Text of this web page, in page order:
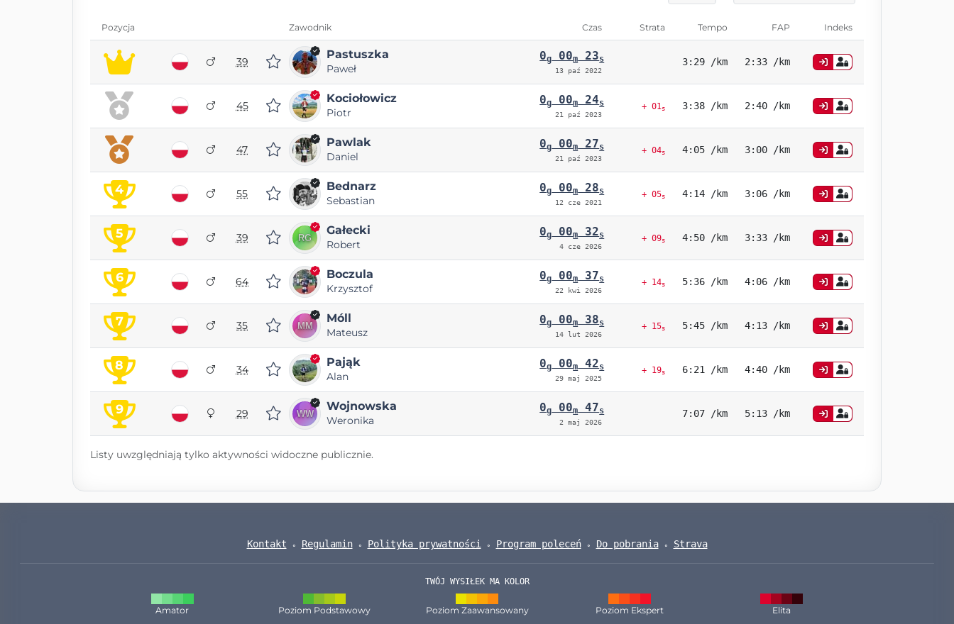
Pozycja Zawodnik Czas Strata Tempo FAP Indeks
39
Pastuszka
Paweł
0g 00m 23s
13 paź 2022
3:29 /km 2:33 /km
45
Kociołowicz
Piotr
0g 00m 24s
21 paź 2023
+ 01s 3:38 /km 2:40 /km
47
Pawlak
Daniel
0g 00m 27s
21 paź 2023
+ 04s 4:05 /km 3:00 /km
4 55
Bednarz
Sebastian
0g 00m 28s
12 cze 2021
+ 05s 4:14 /km 3:06 /km
5 39
Gałecki
Robert
0g 00m 32s
4 cze 2026
+ 09s 4:50 /km 3:33 /km
6 64
Boczula
Krzysztof
0g 00m 37s
22 kwi 2026
+ 14s 5:36 /km 4:06 /km
7 35
Móll
Mateusz
0g 00m 38s
14 lut 2026
+ 15s 5:45 /km 4:13 /km
8 34
Pająk
Alan
0g 00m 42s
29 maj 2025
+ 19s 6:21 /km 4:40 /km
9 29
Wojnowska
Weronika
0g 00m 47s
2 maj 2026
7:07 /km 5:13 /km
Listy uwzględniają tylko aktywności widoczne publicznie.
Kontakt Regulamin Polityka prywatności Program poleceń Do pobrania Strava
TWÓJ WYSIŁEK MA KOLOR
Amator Poziom Podstawowy Poziom Zaawansowany Poziom Ekspert Elita